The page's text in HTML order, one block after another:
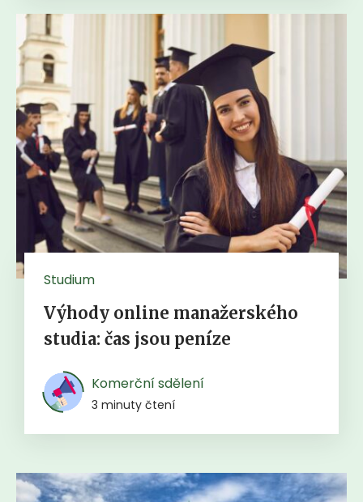
Studium
Výhody online manažerského
studia: čas jsou peníze
Komerční sdělení
3 minuty čtení